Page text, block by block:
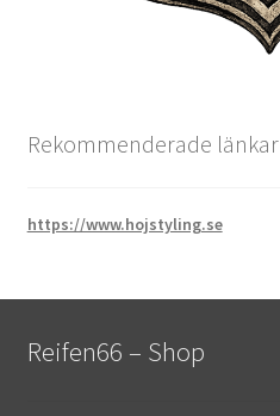
Rekommenderade länkar
https://www.hojstyling.se
Reifen66 – Shop